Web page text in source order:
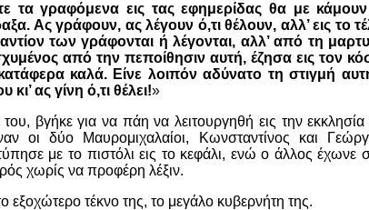
τα γραφόμενα εις τας εφημερίδας θα με
Ας γράφουν, ας λέγουν ό,τι θέλουν, αλλ’ εις το
των γράφονται ή λέγονται, αλλ’ από τη
από την πεποίθησιν αυτή, έζησα εις τον
καλά. Είνε λοιπόν αδύνατο τη στιγμή
ας γίνη ό,τι θέλει!»
βγήκε για να πάη να λειτουργηθή εις την εκκλησία
οι δύο Μαυρομιχαλαίοι, Κωνσταντίνος και
με το πιστόλι εις το κεφάλι, ενώ ο άλλος έχωνε
χωρίς να προφέρη λέξιν.
εξοχώτερο τέκνο της, το μεγάλο κυβερνήτη της.